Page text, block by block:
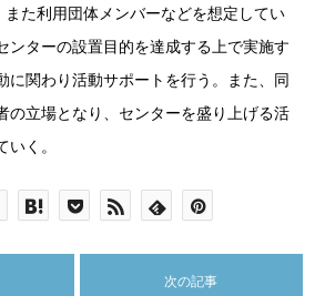
た利用団体メンバーなどを想定してい
ンターの設置目的を達成する上で実施す
に関わり活動サポートを行う。また、同
の立場となり、センターを盛り上げる活
く。
次の記事